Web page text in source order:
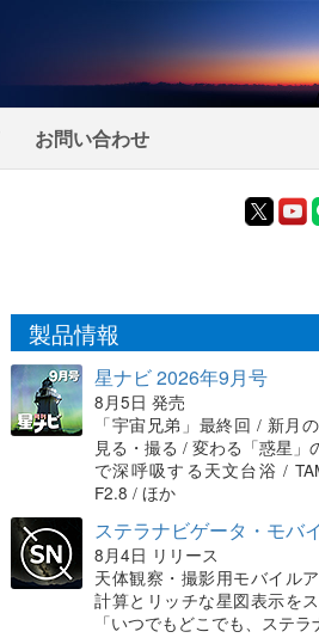
お問い合わせ
製品情報
星ナビ 2026年9月号
8月5日 発売
「宇宙兄弟」最終回 / 新月
見る・撮る / 変わる「惑星」
で深呼吸する天文台浴 /
F2.8 / ほか
ステラナビゲータ・モバ
8月4日 リリース
天体観察・撮影用モバイル
計算とリッチな星図表示を
「いつでもどこでも、ステラ